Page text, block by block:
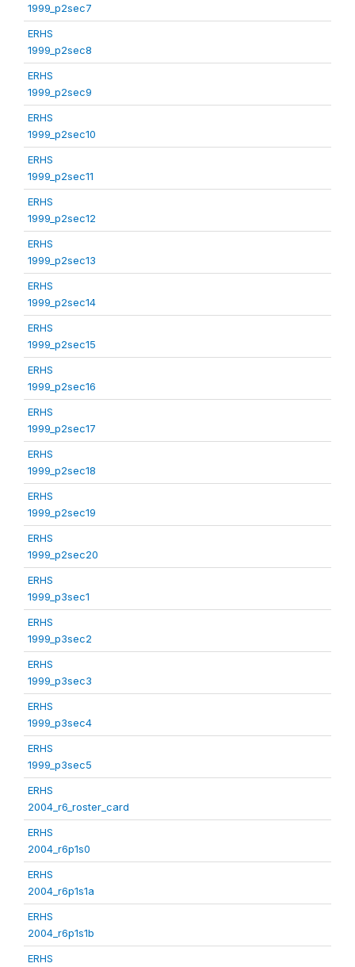
1999_p2sec7
ERHS
1999_p2sec8
ERHS
1999_p2sec9
ERHS
1999_p2sec10
ERHS
1999_p2sec11
ERHS
1999_p2sec12
ERHS
1999_p2sec13
ERHS
1999_p2sec14
ERHS
1999_p2sec15
ERHS
1999_p2sec16
ERHS
1999_p2sec17
ERHS
1999_p2sec18
ERHS
1999_p2sec19
ERHS
1999_p2sec20
ERHS
1999_p3sec1
ERHS
1999_p3sec2
ERHS
1999_p3sec3
ERHS
1999_p3sec4
ERHS
1999_p3sec5
ERHS
2004_r6_roster_card
ERHS
2004_r6p1s0
ERHS
2004_r6p1s1a
ERHS
2004_r6p1s1b
ERHS